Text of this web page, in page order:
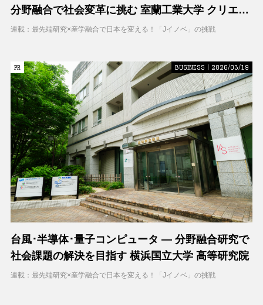
分野融合で社会変革に挑む 室蘭工業大学 クリエイ
ティブコラボレーションセンター（CCC）
連載：最先端研究×産学融合で日本を変える！「Jイノベ」の挑戦
PR
PR BUSINESS | 2026/03/19
台風･半導体･量子コンピュータ ― 分野融合研究で
社会課題の解決を目指す 横浜国立大学 高等研究院
連載：最先端研究×産学融合で日本を変える！「Jイノベ」の挑戦